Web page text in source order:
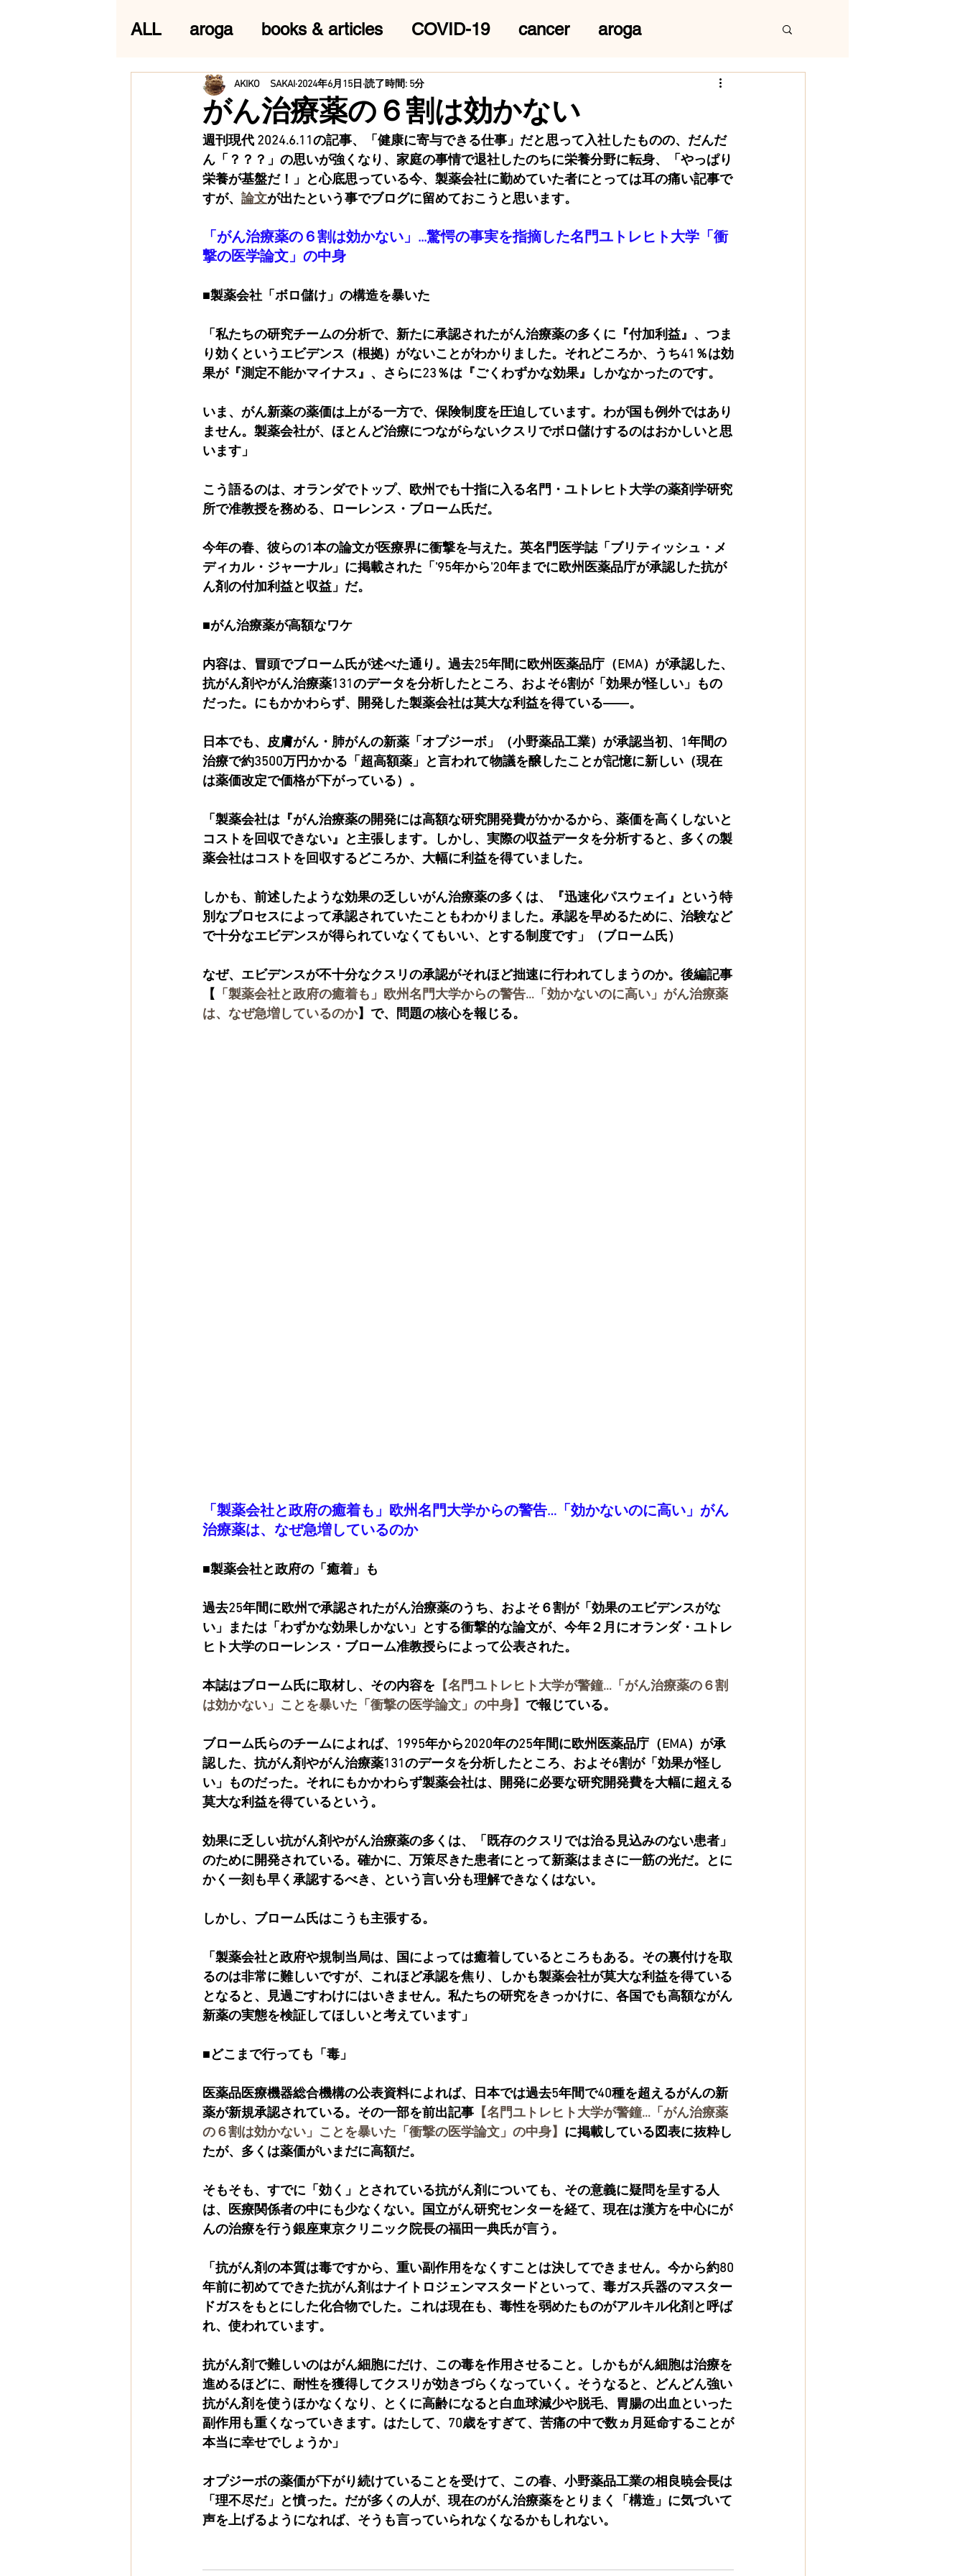
ALL aroga books & articles COVID-19 cancer aroga
がん治療薬の６割は効かない
AKIKO SAKAI 2024年6月15日 読了時間: 5分
週刊現代 2024.6.11の記事、「健康に寄与できる仕事」だと思って入社したものの、だんだ
ん「？？？」の思いが強くなり、家庭の事情で退社したのちに栄養分野に転身、「やっぱり
栄養が基盤だ！」と心底思っている今、製薬会社に勤めていた者にとっては耳の痛い記事で
すが、 論文が出たという事でブログに留めておこうと思います。
「がん治療薬の６割は効かない」...驚愕の事実を指摘した名門ユトレヒト大学「衝
撃の医学論文」の中身
■製薬会社「ボロ儲け」の構造を暴いた
「私たちの研究チームの分析で、新たに承認されたがん治療薬の多くに『付加利益』、つま
り効くというエビデンス（根拠）がないことがわかりました。それどころか、うち41％は効
果が『測定不能かマイナス』、さらに23％は『ごくわずかな効果』しかなかったのです。
いま、がん新薬の薬価は上がる一方で、保険制度を圧迫しています。わが国も例外ではあり
ません。製薬会社が、ほとんど治療につながらないクスリでボロ儲けするのはおかしいと思
います」
こう語るのは、オランダでトップ、欧州でも十指に入る名門・ユトレヒト大学の薬剤学研究
所で准教授を務める、ローレンス・ブローム氏だ。
今年の春、彼らの1本の論文が医療界に衝撃を与えた。英名門医学誌「ブリティッシュ・メ
ディカル・ジャーナル」に掲載された「'95年から'20年までに欧州医薬品庁が承認した抗が
ん剤の付加利益と収益」だ。
■がん治療薬が高額なワケ
内容は、冒頭でブローム氏が述べた通り。過去25年間に欧州医薬品庁（EMA）が承認した、
抗がん剤やがん治療薬131のデータを分析したところ、およそ6割が「効果が怪しい」もの
だった。にもかかわらず、開発した製薬会社は莫大な利益を得ている――。
日本でも、皮膚がん・肺がんの新薬「オプジーボ」（小野薬品工業）が承認当初、1年間の
治療で約3500万円かかる「超高額薬」と言われて物議を醸したことが記憶に新しい（現在
は薬価改定で価格が下がっている）。
「製薬会社は『がん治療薬の開発には高額な研究開発費がかかるから、薬価を高くしないと
コストを回収できない』と主張します。しかし、実際の収益データを分析すると、多くの製
薬会社はコストを回収するどころか、大幅に利益を得ていました。
しかも、前述したような効果の乏しいがん治療薬の多くは、『迅速化パスウェイ』という特
別なプロセスによって承認されていたこともわかりました。承認を早めるために、治験など
で十分なエビデンスが得られていなくてもいい、とする制度です」（ブローム氏）
なぜ、エビデンスが不十分なクスリの承認がそれほど拙速に行われてしまうのか。後編記事
【 「製薬会社と政府の癒着も」欧州名門大学からの警告…「効かないのに高い」がん治療薬
は、なぜ急増しているのか】で、問題の核心を報じる。
「製薬会社と政府の癒着も」欧州名門大学からの警告…「効かないのに高い」がん
治療薬は、なぜ急増しているのか
■製薬会社と政府の「癒着」も
過去25年間に欧州で承認されたがん治療薬のうち、およそ６割が「効果のエビデンスがな
い」または「わずかな効果しかない」とする衝撃的な論文が、今年２月にオランダ・ユトレ
ヒト大学のローレンス・ブローム准教授らによって公表された。
本誌はブローム氏に取材し、その内容を 【名門ユトレヒト大学が警鐘…「がん治療薬の６割
は効かない」ことを暴いた「衝撃の医学論文」の中身】 で報じている。
ブローム氏らのチームによれば、1995年から2020年の25年間に欧州医薬品庁（EMA）が承
認した、抗がん剤やがん治療薬131のデータを分析したところ、およそ6割が「効果が怪し
い」ものだった。それにもかかわらず製薬会社は、開発に必要な研究開発費を大幅に超える
莫大な利益を得ているという。
効果に乏しい抗がん剤やがん治療薬の多くは、「既存のクスリでは治る見込みのない患者」
のために開発されている。確かに、万策尽きた患者にとって新薬はまさに一筋の光だ。とに
かく一刻も早く承認するべき、という言い分も理解できなくはない。
しかし、ブローム氏はこうも主張する。
「製薬会社と政府や規制当局は、国によっては癒着しているところもある。その裏付けを取
るのは非常に難しいですが、これほど承認を焦り、しかも製薬会社が莫大な利益を得ている
となると、見過ごすわけにはいきません。私たちの研究をきっかけに、各国でも高額ながん
新薬の実態を検証してほしいと考えています」
■どこまで行っても「毒」
医薬品医療機器総合機構の公表資料によれば、日本では過去5年間で40種を超えるがんの新
薬が新規承認されている。その一部を前出記事 【名門ユトレヒト大学が警鐘…「がん治療薬
の６割は効かない」ことを暴いた「衝撃の医学論文」の中身】 に掲載している図表に抜粋し
たが、多くは薬価がいまだに高額だ。
そもそも、すでに「効く」とされている抗がん剤についても、その意義に疑問を呈する人
は、医療関係者の中にも少なくない。国立がん研究センターを経て、現在は漢方を中心にが
んの治療を行う銀座東京クリニック院長の福田一典氏が言う。
「抗がん剤の本質は毒ですから、重い副作用をなくすことは決してできません。今から約80
年前に初めてできた抗がん剤はナイトロジェンマスタードといって、毒ガス兵器のマスター
ドガスをもとにした化合物でした。これは現在も、毒性を弱めたものがアルキル化剤と呼ば
れ、使われています。
抗がん剤で難しいのはがん細胞にだけ、この毒を作用させること。しかもがん細胞は治療を
進めるほどに、耐性を獲得してクスリが効きづらくなっていく。そうなると、どんどん強い
抗がん剤を使うほかなくなり、とくに高齢になると白血球減少や脱毛、胃腸の出血といった
副作用も重くなっていきます。はたして、70歳をすぎて、苦痛の中で数ヵ月延命することが
本当に幸せでしょうか」
オプジーボの薬価が下がり続けていることを受けて、この春、小野薬品工業の相良暁会長は
「理不尽だ」と憤った。だが多くの人が、現在のがん治療薬をとりまく「構造」に気づいて
声を上げるようになれば、そうも言っていられなくなるかもしれない。